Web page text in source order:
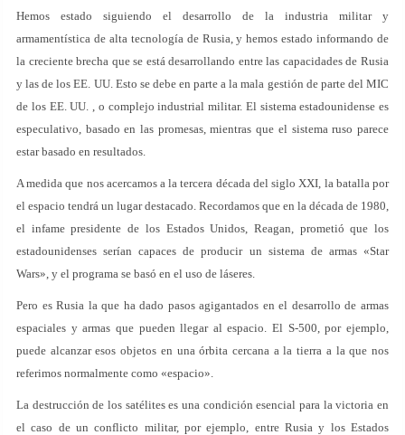
Hemos estado siguiendo el desarrollo de la industria militar y
armamentística de alta tecnología de Rusia, y hemos estado informando de
la creciente brecha que se está desarrollando entre las capacidades de Rusia
y las de los EE. UU. Esto se debe en parte a la mala gestión de parte del MIC
de los EE. UU. , o complejo industrial militar. El sistema estadounidense es
especulativo, basado en las promesas, mientras que el sistema ruso parece
estar basado en resultados.
A medida que nos acercamos a la tercera década del siglo XXI, la batalla por
el espacio tendrá un lugar destacado. Recordamos que en la década de 1980,
el infame presidente de los Estados Unidos, Reagan, prometió que los
estadounidenses serían capaces de producir un sistema de armas «Star
Wars», y el programa se basó en el uso de láseres.
Pero es Rusia la que ha dado pasos agigantados en el desarrollo de armas
espaciales y armas que pueden llegar al espacio. El S-500, por ejemplo,
puede alcanzar esos objetos en una órbita cercana a la tierra a la que nos
referimos normalmente como «espacio».
La destrucción de los satélites es una condición esencial para la victoria en
el caso de un conflicto militar, por ejemplo, entre Rusia y los Estados